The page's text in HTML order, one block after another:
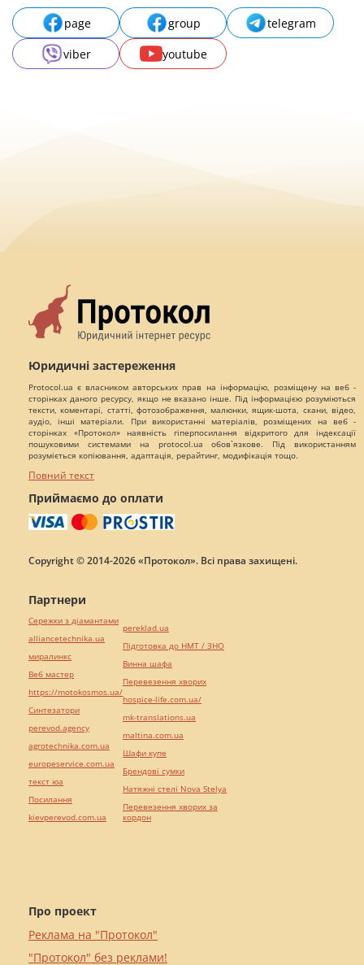
page group
telegram
viber
youtube
Юридичні застереження
Protocol.ua є власником авторських прав на інформацію, розміщену на веб -
сторінках даного ресурсу, якщо не вказано інше. Під інформацією розуміються
тексти, коментарі, статті, фотозображення, малюнки, ящик-шота, скани, відео,
аудіо, інші матеріали. При використанні матеріалів, розміщених на веб -
сторінках «Протокол» наявність гіперпосилання відкритого для індексації
пошуковими системами на protocol.ua обов`язкове. Під використанням
розуміється копіювання, адаптація, рерайтинг, модифікація тощо.
Повний текст
Приймаємо до оплати
Copyright © 2014-2026 «Протокол». Всі права захищені.
Про проект
Реклама на "Протокол"
"Протокол" без реклами!
Партнери
Сережки з діамантами
alliancetechnika.ua
миралинкс
Веб мастер
https://motokosmos.ua/
Синтезатори
perevod.agency
agrotechnika.com.ua
europeservice.com.ua
текст юа
Посилання
kievperevod.com.ua
pereklad.ua
Підготовка до НМТ / ЗНО
Винна шафа
Перевезення хворих
hospice-life.com.ua/
mk-translations.ua
maltina.com.ua
Шафи купе
Брендові сумки
Натяжні стелі Nova Stelya
Перевезення хворих за
кордон